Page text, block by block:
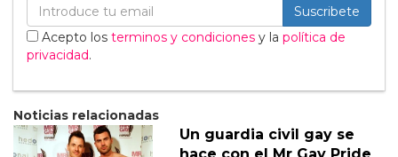
Suscribete
Acepto los terminos y condiciones y la política de
privacidad.
Noticias relacionadas
Un guardia civil gay se